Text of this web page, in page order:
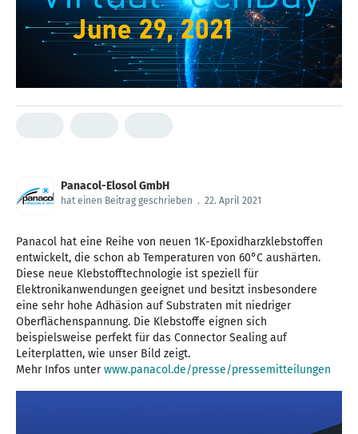
Panacol-Elosol GmbH
hat einen Beitrag geschrieben . 22. April 2021
Panacol hat eine Reihe von neuen 1K-Epoxidharzklebstoffen
entwickelt, die schon ab Temperaturen von 60°C aushärten.
Diese neue Klebstofftechnologie ist speziell für
Elektronikanwendungen geeignet und besitzt insbesondere
eine sehr hohe Adhäsion auf Substraten mit niedriger
Oberflächenspannung. Die Klebstoffe eignen sich
beispielsweise perfekt für das Connector Sealing auf
Leiterplatten, wie unser Bild zeigt.
Mehr Infos unterwww.panacol.de/presse/pressemitteilungen